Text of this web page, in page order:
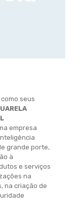
seus
empresa
grande porte,
à
e serviços
na
na criação de